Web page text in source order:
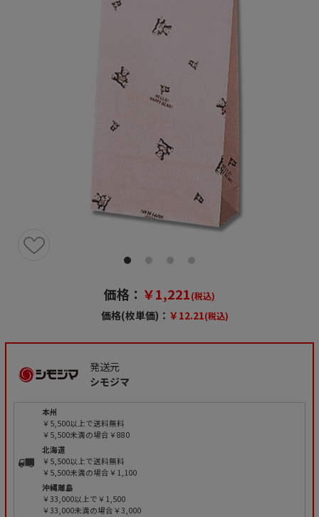
価格： ￥1,221(税込)
価格(枚単価)： ￥12.21(税込)
発送元
シモジマ
本州
￥5,500以上で送料無料
￥5,500未満の場合￥880
北海道
￥5,500以上で送料無料
￥5,500未満の場合￥1,100
沖縄離島
￥33,000以上で￥1,500
￥33,000未満の場合￥3,000